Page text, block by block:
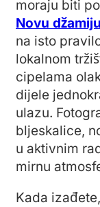
moraju biti
Novu džamiju
na isto
lokalnom
cipelama
dijele
ulazu.
bljeskalice,
u aktivnim
mirnu
Kada